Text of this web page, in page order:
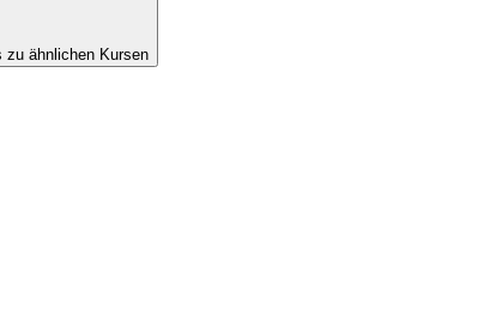
zu ähnlichen Kursen